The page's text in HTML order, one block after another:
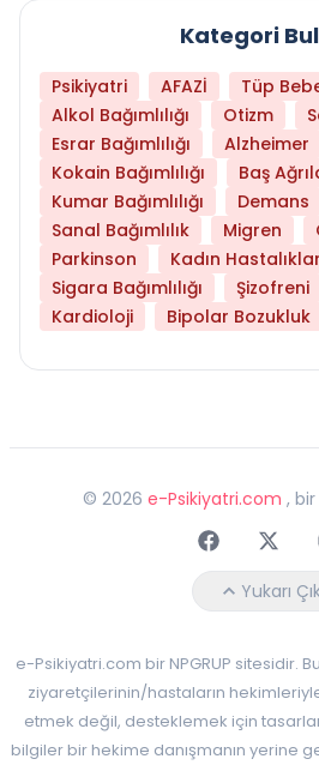
Kategori
Psikiyatri AFAZİ
Tüp
Alkol Bağımlılığı
Otizm
Esrar Bağımlılığı
Alzheimer
Kokain Bağımlılığı
Baş
Kumar Bağımlılığı
Demans
Sanal Bağımlılık
Migren
Parkinson
Kadın
Sigara Bağımlılığı
Şizofreni
Kardioloji
Bipolar Bozukluk
© 2026 e-Psikiyatri.com , bir
Faceebok
Yukarı
e-Psikiyatri.com bir NPGRUP sitesidir.
ziyaretçilerinin/hastaların
etmek değil, desteklemek için
bilgiler bir hekime danışmanın yerine